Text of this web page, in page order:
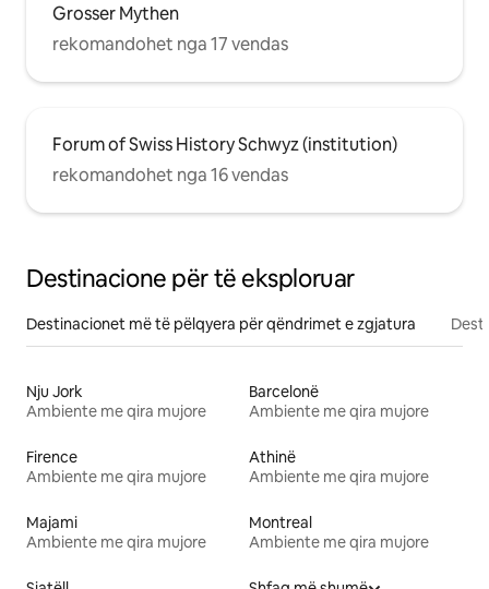
Grosser Mythen
rekomandohet nga 17 vendas
Forum of Swiss History Schwyz (institution)
rekomandohet nga 16 vendas
Destinacione për të eksploruar
Destinacionet më të pëlqyera për qëndrimet e zgjatura
Nju Jork
Ambiente me qira mujore
Barcelonë
Ambiente me qira mujore
Firence
Ambiente me qira mujore
Athinë
Ambiente me qira mujore
Majami
Ambiente me qira mujore
Montreal
Ambiente me qira mujore